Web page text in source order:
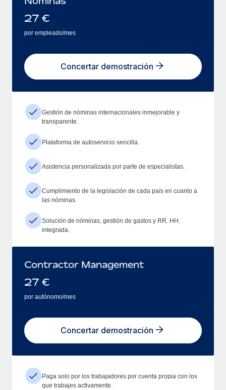
27 €
por empleado/mes
Concertar demostración
Gestión de nóminas internacionales inmejorable y
transparente.
Plataforma de autoservicio sencilla.
Asistencia personalizada por parte de especialistas.
Cumplimiento de la legislación de cada país en cuanto a
las nóminas.
Solución de nóminas, gestión de gastos y RR. HH.
integrada.
Contractor Management
27 €
por autónomo/mes
Concertar demostración
Paga solo por los trabajadores por cuenta propia con los
que trabajes activamente.